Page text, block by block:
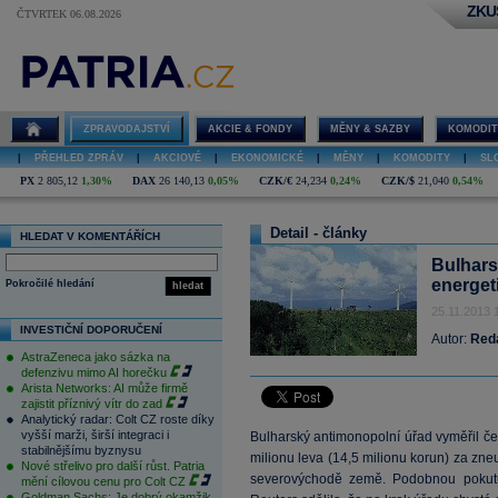
ČTVRTEK 06.08.2026
ZPRAVODAJSTVÍ AKCIE & FONDY MĚNY & SAZBY
PŘEHLED ZPRÁV AKCIOVÉ EKONOMICKÉ MĚNY KOMODITY
PX 2 805,12 1,30% DAX 26 140,13 0,05% CZK/€ 24,234 0,24% CZK/$ 21,040 0,54%
HLEDAT V KOMENTÁŘÍCH
hledat
Pokročilé hledání
INVESTIČNÍ DOPORUČENÍ
AstraZeneca jako sázka na
defenzivu mimo AI horečku
Arista Networks: AI může firmě
zajistit příznivý vítr do zad
Analytický radar: Colt CZ roste díky
vyšší marži, širší integraci i
stabilnějšímu byznysu
Nové střelivo pro další růst. Patria
mění cílovou cenu pro Colt CZ
Detail - články
25.11.2013
Autor:
Bulharský antimonopolní úřad vyměřil
milionu leva (14,5 milionu korun) za
severovýchodě země. Podobnou